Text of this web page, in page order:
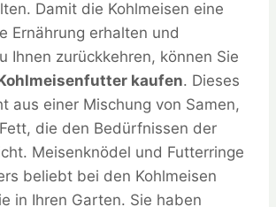
Damit die Kohlmeisen eine
Ernährung erhalten und
Ihnen zurückkehren, können Sie
kaufen. Dieses
aus einer Mischung von Samen,
die den Bedürfnissen der
Meisenknödel und Futterringe
beliebt bei den Kohlmeisen
in Ihren Garten. Sie haben